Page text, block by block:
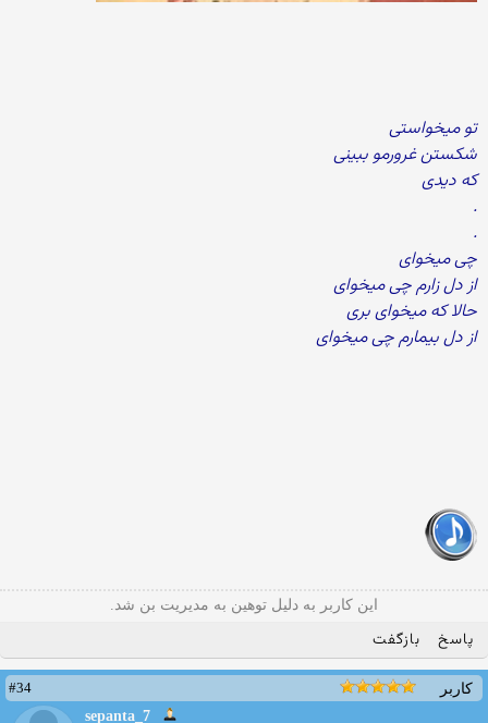
تو میخواستی
شکستن غرورمو ببینی
که دیدی
.
.
چی میخوای
از دل زارم چی میخوای
حالا که میخوای بری
از دل بیمارم چی میخوای
این کاربر به دلیل توهین به مدیریت بن شد.
پاسخ بازگفت
کاربر
#34
sepanta_7